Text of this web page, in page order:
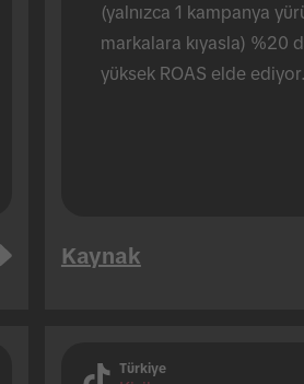
(yalnızca 1 kampanya
markalara kıyasla) %20
yüksek ROAS elde ediyor.
Kaynak
Türkiye